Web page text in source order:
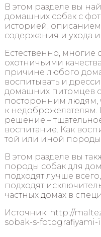
В этом разделе вы
домашних собак с
историей,
содержания и ухода и
Естественно, многие
охотничьими
причине любого
воспитывать и
домашних питомцев
посторонним людям,
к недоброжелателям.
решение –
воспитание. Как
той или иной породы
В этом разделе вы
породы собак для
подходят лучше
подходят
частных домах в
Источник: http://
sobak-s-fotografiyami-